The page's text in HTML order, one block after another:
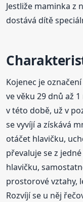
Jestliže maminka z
dostává dítě
Kojenec je
ve věku 29 dnů až
v této době, už v
se vyvíjí a získává
otáčet hlavičku,
převaluje se z
hlavičku,
prostorové vztahy,
Rozvíjí se u něj